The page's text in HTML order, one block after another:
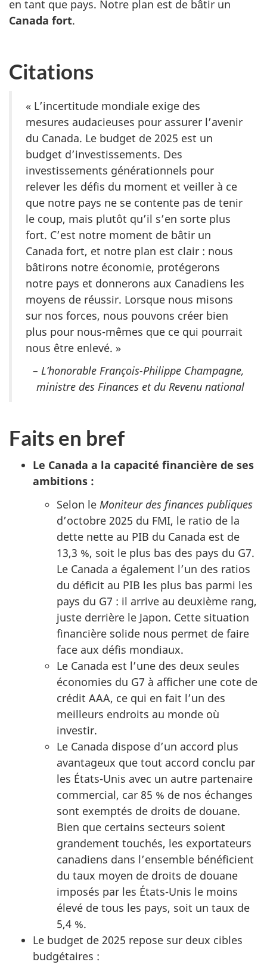
en tant que pays. Notre plan est de bâtir un
Canada fort.
Citations
« L’incertitude mondiale exige des
mesures audacieuses pour assurer l’avenir
du Canada. Le budget de 2025 est un
budget d’investissements. Des
investissements générationnels pour
relever les défis du moment et veiller à ce
que notre pays ne se contente pas de tenir
le coup, mais plutôt qu’il s’en sorte plus
fort. C’est notre moment de bâtir un
Canada fort, et notre plan est clair : nous
bâtirons notre économie, protégerons
notre pays et donnerons aux Canadiens les
moyens de réussir. Lorsque nous misons
sur nos forces, nous pouvons créer bien
plus pour nous-mêmes que ce qui pourrait
nous être enlevé. »
– L’honorable François-Philippe Champagne,
ministre des Finances et du Revenu national
Faits en bref
Le Canada a la capacité financière de ses
ambitions :
Selon le Moniteur des finances publiques
d’octobre 2025 du FMI, le ratio de la
dette nette au PIB du Canada est de
13,3 %, soit le plus bas des pays du G7.
Le Canada a également l’un des ratios
du déficit au PIB les plus bas parmi les
pays du G7 : il arrive au deuxième rang,
juste derrière le Japon. Cette situation
financière solide nous permet de faire
face aux défis mondiaux.
Le Canada est l’une des deux seules
économies du G7 à afficher une cote de
crédit AAA, ce qui en fait l’un des
meilleurs endroits au monde où
investir.
Le Canada dispose d’un accord plus
avantageux que tout accord conclu par
les États-Unis avec un autre partenaire
commercial, car 85 % de nos échanges
sont exemptés de droits de douane.
Bien que certains secteurs soient
grandement touchés, les exportateurs
canadiens dans l’ensemble bénéficient
du taux moyen de droits de douane
imposés par les États-Unis le moins
élevé de tous les pays, soit un taux de
5,4 %.
Le budget de 2025 repose sur deux cibles
budgétaires :